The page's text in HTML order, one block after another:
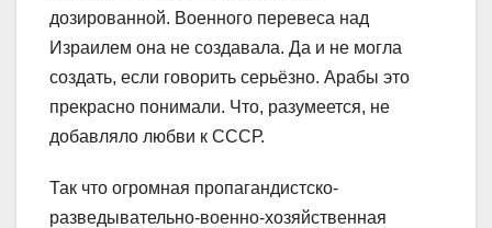
дозированной. Военного перевеса над
Израилем она не создавала. Да и не могла
создать, если говорить серьёзно. Арабы это
прекрасно понимали. Что, разумеется, не
добавляло любви к СССР.
Так что огромная пропагандистско-
разведывательно-военно-хозяйственная